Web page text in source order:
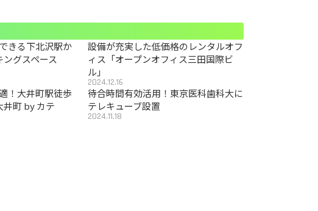
きる下北沢駅か
グスペース
設備が充実した低価格のレンタルオフ
ィス「オープンオフィス三田国際ビ
ル」
2024.12.16
！大井町駅徒歩
井町 by カテ
待合時間有効活用！東京医科歯科大に
テレキューブ設置
2024.11.18